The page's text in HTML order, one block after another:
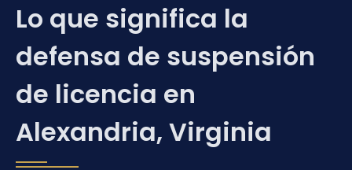
Lo que significa la
defensa de suspensión
de licencia en
Alexandria, Virginia